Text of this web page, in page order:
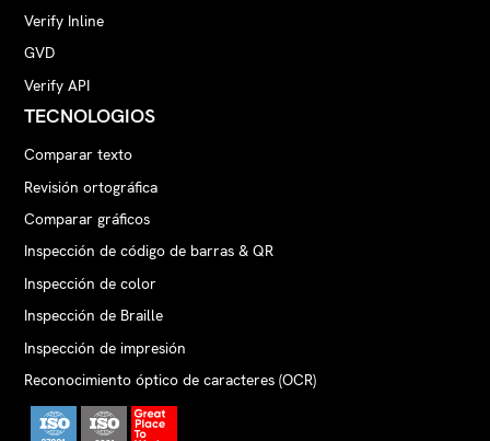
Verify Inline
GVD
Verify API
TECNOLOGIOS
Comparar texto
Revisión ortográfica
Comparar gráficos
Inspección de código de barras & QR
Inspección de color
Inspección de Braille
Inspección de impresión
Reconocimiento óptico de caracteres (OCR)